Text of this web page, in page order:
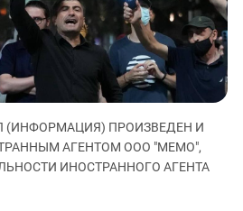
ЗАСТАВЛЯЕТ
КАВКАЗ ЗА ПАЛЕСТИНУ
ИНАКОМЫСЛИЕ В ЧЕЧНЕ
ПРЕСЛЕДОВАНИЕ АКТИВИСТОВ
МОБИЛИЗАЦИЯ И ПРОТЕСТЫ
(ИНФОРМАЦИЯ) ПРОИЗВЕДЕН И
АГЕНТОМ ООО "МЕМО",
ИНОСТРАННОГО АГЕНТА